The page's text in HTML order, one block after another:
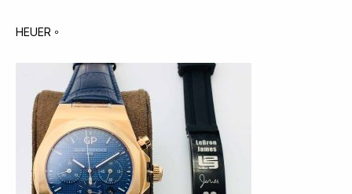
HEUER。